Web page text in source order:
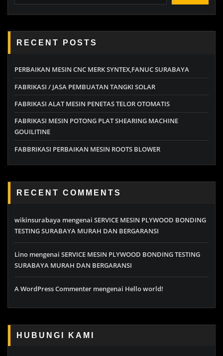
RECENT POSTS
PERBAIKAN MESIN CNC MERK SYNTEX,FANUC SURABAYA
FABRIKASI / JASA PEMBUATAN TANGKI SOLAR
FABRIKASI ALAT MESIN PENETAS TELOR OTOMATIS
FABRIKASI MESIN POTONG PLAT SHEARING MACHINE
GOUILITINE
FABBRIKASI PERBAIKAN MESIN ROOTS BLOWER
RECENT COMMENTS
wikinsurabaya mengenai SERVICE MESIN PLYWOOD BONDING
TESTING SURABAYA MURAH DAN BERGARANSI
Lino mengenai SERVICE MESIN PLYWOOD BONDING TESTING
SURABAYA MURAH DAN BERGARANSI
A WordPress Commenter mengenai Hello world!
HUBUNGI KAMI